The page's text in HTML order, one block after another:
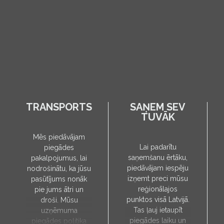
TRANSPORTS
Mēs piedāvājam
piegādes
pakalpojumus, lai
nodrošinātu, ka jūsu
pasūtījums nonāk
pie jums ātri un
droši. Mūsu
uzņēmuma
piegādes politika
SAŅEM SEV
TUVĀK
Lai padarītu
saņemšanu ērtāku,
piedāvājam iespēju
izņemt preci mūsu
reģionālajos
punktos visā Latvijā.
Tas ļauj ietaupīt
piegādes laiku un